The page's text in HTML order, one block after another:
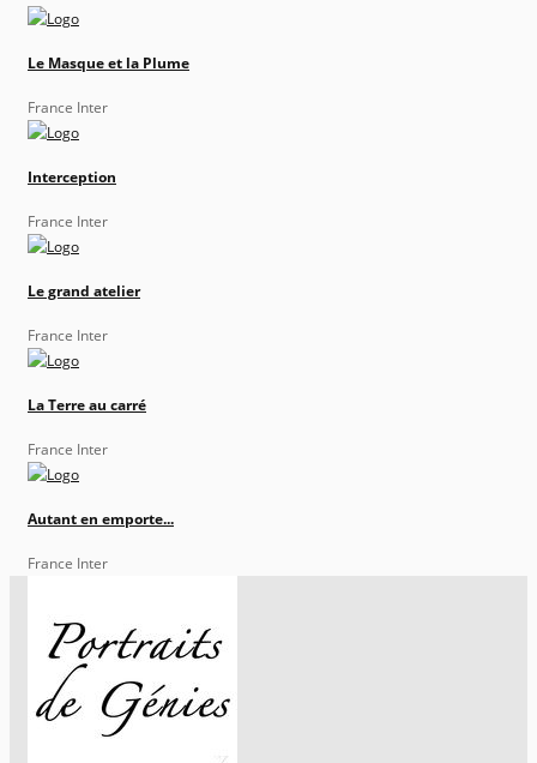
Le Masque et la Plume
France Inter
Interception
France Inter
Le grand atelier
France Inter
La Terre au carré
France Inter
Autant en emporte...
France Inter